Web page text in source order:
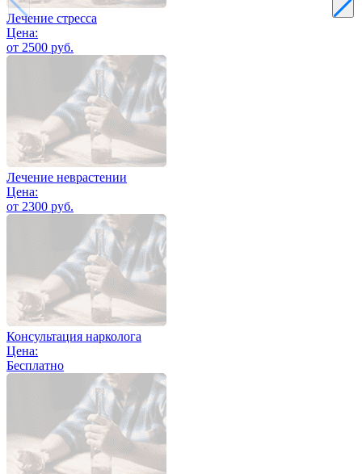
Лечение стресса
Цена:
от 2500 руб.
Лечение неврастении
Цена:
от 2300 руб.
Консультация нарколога
Цена:
Бесплатно